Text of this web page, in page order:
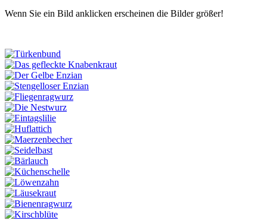
Wenn Sie ein Bild anklicken erscheinen die Bilder größer!